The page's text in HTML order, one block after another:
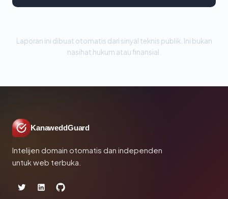
Laporan ini dibuat otomatis dari sinyal teknis publik. Ini bukan
nasihat hukum atau finansial.
KanaweddGuard
Intelijen domain otomatis dan independen
untuk web terbuka.